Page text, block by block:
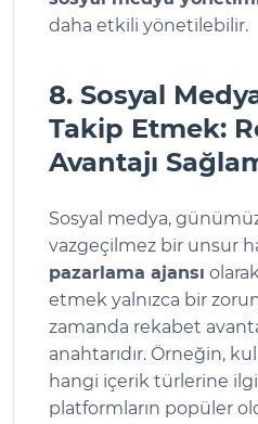
daha etkili yönetilebilir.
8. Sosyal
Takip Etmek:
Avantajı
Sosyal medya,
vazgeçilmez bir unsur
pazarlama ajansı
etmek yalnızca bir
zamanda rekabet
anahtarıdır. Örneğin,
hangi içerik türlerine
platformların popüler